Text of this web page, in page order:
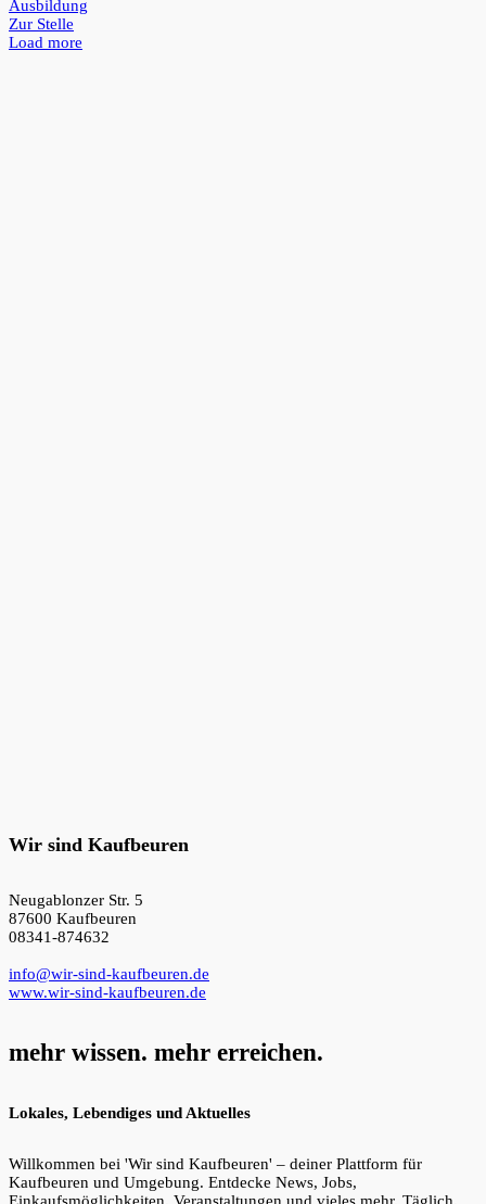
Ausbildung
Zur Stelle
Load more
Wir sind Kaufbeuren
Neugablonzer Str. 5
87600 Kaufbeuren
08341-874632
info@wir-sind-kaufbeuren.de
www.wir-sind-kaufbeuren.de
mehr wissen. mehr erreichen.
Lokales, Lebendiges und Aktuelles
Willkommen bei 'Wir sind Kaufbeuren' – deiner Plattform für
Kaufbeuren und Umgebung. Entdecke News, Jobs,
Einkaufsmöglichkeiten, Veranstaltungen und vieles mehr. Täglich,